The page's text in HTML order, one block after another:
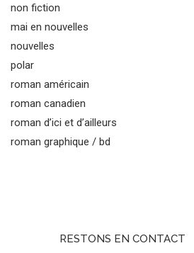
non fiction
mai en nouvelles
nouvelles
polar
roman américain
roman canadien
roman d’ici et d’ailleurs
roman graphique / bd
RESTONS EN CONTACT